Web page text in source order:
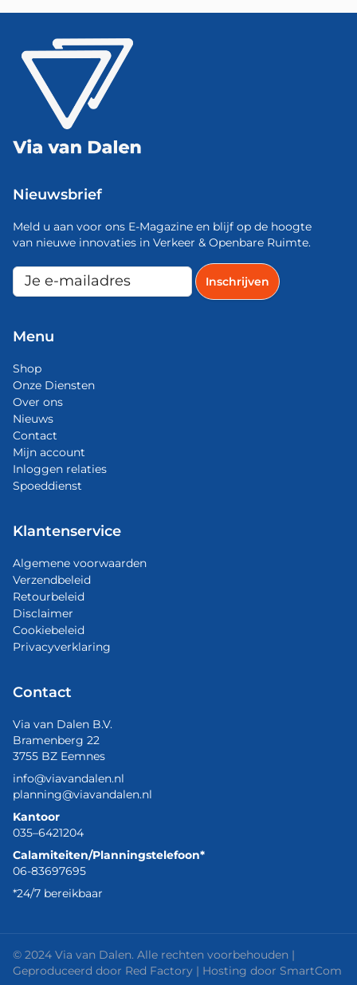
Nieuwsbrief
Meld u aan voor ons E-Magazine en blijf op de hoogte
van nieuwe innovaties in Verkeer & Openbare Ruimte.
Menu
Shop
Onze Diensten
Over ons
Nieuws
Contact
Mijn account
Inloggen relaties
Spoeddienst
Klantenservice
Algemene voorwaarden
Verzendbeleid
Retourbeleid
Disclaimer
Cookiebeleid
Privacyverklaring
Contact
Via van Dalen B.V.
Bramenberg 22
3755 BZ Eemnes
info@viavandalen.nl
planning@viavandalen.nl
Kantoor
035–6421204
Calamiteiten/Planningstelefoon*
06-83697695
*24/7 bereikbaar
© 2024 Via van Dalen. Alle rechten voorbehouden |
Geproduceerd door Red Factory | Hosting door SmartCom